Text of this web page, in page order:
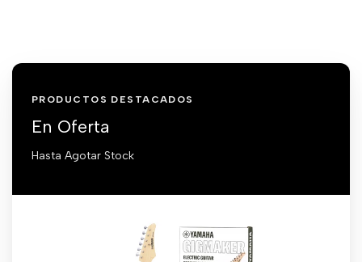
PRODUCTOS DESTACADOS
En Oferta
Hasta Agotar Stock